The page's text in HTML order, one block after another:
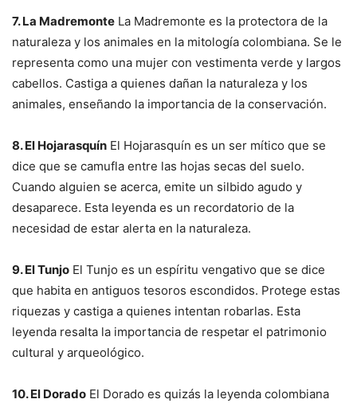
7. La Madremonte La Madremonte es la protectora de la
naturaleza y los animales en la mitología colombiana. Se le
representa como una mujer con vestimenta verde y largos
cabellos. Castiga a quienes dañan la naturaleza y los
animales, enseñando la importancia de la conservación.
8. El Hojarasquín El Hojarasquín es un ser mítico que se
dice que se camufla entre las hojas secas del suelo.
Cuando alguien se acerca, emite un silbido agudo y
desaparece. Esta leyenda es un recordatorio de la
necesidad de estar alerta en la naturaleza.
9. El Tunjo El Tunjo es un espíritu vengativo que se dice
que habita en antiguos tesoros escondidos. Protege estas
riquezas y castiga a quienes intentan robarlas. Esta
leyenda resalta la importancia de respetar el patrimonio
cultural y arqueológico.
10. El Dorado El Dorado es quizás la leyenda colombiana